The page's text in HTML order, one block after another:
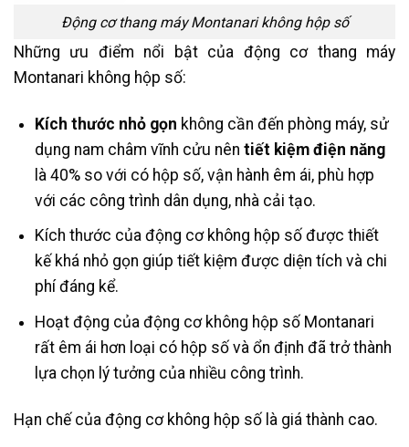
Động cơ thang máy Montanari không hộp số
Những ưu điểm nổi bật của động cơ thang máy
Montanari không hộp số:
Kích thước nhỏ gọn không cần đến phòng máy, sử
dụng nam châm vĩnh cửu nên tiết kiệm điện năng
là 40% so với có hộp số, vận hành êm ái, phù hợp
với các công trình dân dụng, nhà cải tạo.
Kích thước của động cơ không hộp số được thiết
kế khá nhỏ gọn giúp tiết kiệm được diện tích và chi
phí đáng kể.
Hoạt động của động cơ không hộp số Montanari
rất êm ái hơn loại có hộp số và ổn định đã trở thành
lựa chọn lý tưởng của nhiều công trình.
Hạn chế của động cơ không hộp số là giá thành cao.